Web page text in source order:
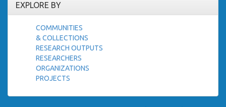
EXPLORE BY
COMMUNITIES
& COLLECTIONS
RESEARCH OUTPUTS
RESEARCHERS
ORGANIZATIONS
PROJECTS